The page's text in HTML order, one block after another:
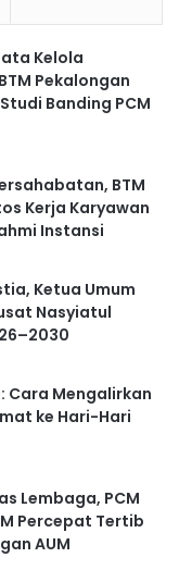
Kelola
Pekalongan
Banding PCM
BTM
Kerja Karyawan
Instansi
Ketua Umum
Nasyiatul
Cara Mengalirkan
ke Hari-Hari
Lembaga, PCM
Percepat Tertib
AUM